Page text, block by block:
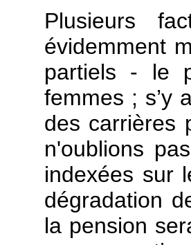
Plusieurs
évidemment
partiels - le
femmes ; s’y
des carrières
n'oublions
indexées sur
dégradation
la pension